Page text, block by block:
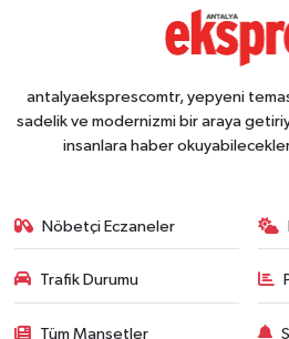
antalyaeksprescomtr, yepyeni
sadelik ve modernizmi bir araya
insanlara haber
Nöbetçi Eczaneler
Trafik Durumu
Tüm Manşetler